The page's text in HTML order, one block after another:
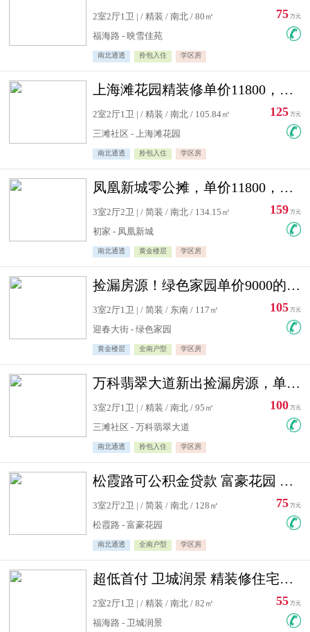
2室2厅1卫 | / 精装 / 南北 / 80㎡
福海路 - 映雪佳苑
南北通透 拎包入住 学区房
75 万元
上海滩花园精装修单价11800，价格最低的两居室，无敌视野
2室2厅1卫 | / 精装 / 南北 / 105.84㎡
三滩社区 - 上海滩花园
南北通透 拎包入住 学区房
125 万元
凤凰新城零公摊，单价11800，白银楼层，一个车库另算
3室2厅2卫 | / 简装 / 南北 / 134.15㎡
初家 - 凤凰新城
南北通透 黄金楼层 学区房
159 万元
捡漏房源！绿色家园单价9000的大三居，实验小学永明双学区
3室2厅1卫 | / 简装 / 东南 / 117㎡
迎春大街 - 绿色家园
黄金楼层 全南户型 学区房
105 万元
万科翡翠大道新出捡漏房源，单价10500精装修
3室2厅1卫 | / 精装 / 南北 / 95㎡
三滩社区 - 万科翡翠大道
南北通透 拎包入住 学区房
100 万元
松霞路可公积金贷款 富豪花园 复式住宅急售送小棚
3室2厅2卫 | / 简装 / 南北 / 128㎡
松霞路 - 富豪花园
南北通透 全南户型 学区房
75 万元
超低首付 卫城润景 精装修住宅急售 可公积金贷款
2室2厅1卫 | / 精装 / 南北 / 82㎡
福海路 - 卫城润景
55 万元